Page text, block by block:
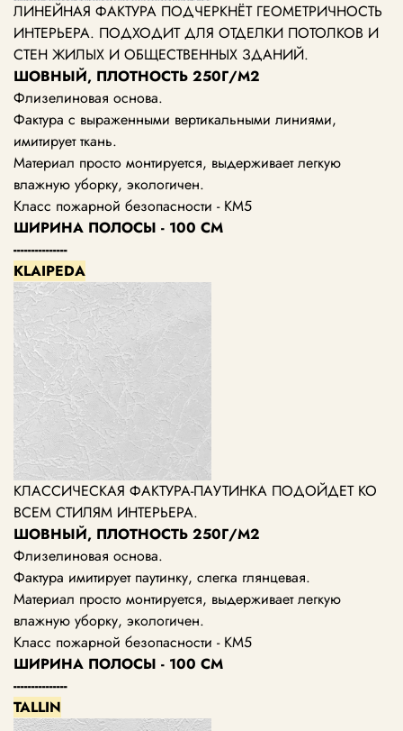
ЛИНЕЙНАЯ ФАКТУРА ПОДЧЕРКНЁТ ГЕОМЕТРИЧНОСТЬ
ИНТЕРЬЕРА. ПОДХОДИТ ДЛЯ ОТДЕЛКИ ПОТОЛКОВ И
СТЕН ЖИЛЫХ И ОБЩЕСТВЕННЫХ ЗДАНИЙ.
ШОВНЫЙ, ПЛОТНОСТЬ 250Г/М2
Флизелиновая основа.
Фактура с выраженными вертикальными линиями,
имитирует ткань.
Материал просто монтируется, выдерживает легкую
влажную уборку, экологичен.
Класс пожарной безопасности - КМ5
ШИРИНА ПОЛОСЫ - 100 СМ
---------------
KLAIPEDA
КЛАССИЧЕСКАЯ ФАКТУРА-ПАУТИНКА ПОДОЙДЕТ КО
ВСЕМ СТИЛЯМ ИНТЕРЬЕРА.
ШОВНЫЙ, ПЛОТНОСТЬ 250Г/М2
Флизелиновая основа.
Фактура имитирует паутинку, слегка глянцевая.
Материал просто монтируется, выдерживает легкую
влажную уборку, экологичен.
Класс пожарной безопасности - КМ5
ШИРИНА ПОЛОСЫ - 100 СМ
---------------
TALLIN